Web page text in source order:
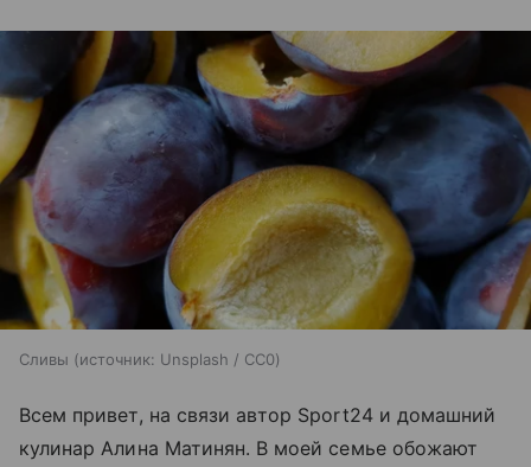
Сливы источник: Unsplash / CC0
Всем привет, на связи автор Sport24 и домашний
кулинар Алина Матинян. В моей семье обожают